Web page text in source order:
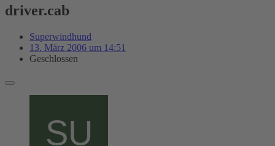
driver.cab
Superwindhund
13. März 2006 um 14:51
Geschlossen